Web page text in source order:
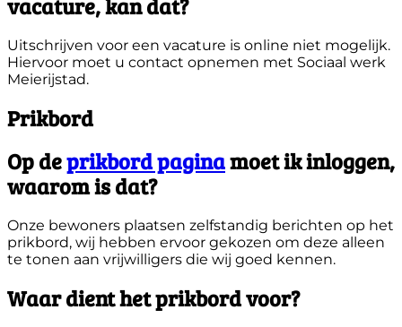
Uitschrijven voor een vacature is online niet mogelijk.
Hiervoor moet u contact opnemen met Sociaal werk
Meierijstad.
Prikbord
Op deprikbord paginamoet ik inloggen,
waarom is dat?
Onze bewoners plaatsen zelfstandig berichten op het
prikbord, wij hebben ervoor gekozen om deze alleen
te tonen aan vrijwilligers die wij goed kennen.
Waar dient het prikbord voor?